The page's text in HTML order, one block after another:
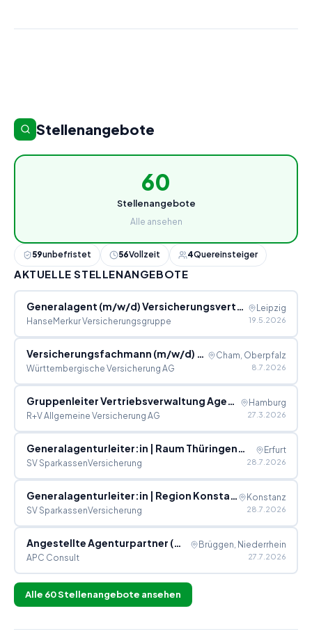
Stellenangebote
60
Stellenangebote
Alle ansehen
59unbefristet 56Vollzeit 4Quereinsteiger
AKTUELLE STELLENANGEBOTE
Generalagent (m/w/d) Versicherungsvertrieb, Leipzig
HanseMerkur Versicherungsgruppe
Leipzig
19.5.2026
Versicherungsfachmann (m/w/d) als Generalagent (m/w/d) in Cham/ Bay. Wald
Württembergische Versicherung AG
Cham, Oberpfalz
8.7.2026
Gruppenleiter Vertriebsverwaltung Agenturbetreuung (m/w/d) – Generalagenten, GenoPartner & Agenturen
R+V Allgemeine Versicherung AG
Hamburg
27.3.2026
Generalagenturleiter:in | Raum Thüringen (m/w/d)
SV SparkassenVersicherung
Erfurt
28.7.2026
Generalagenturleiter:in | Region Konstanz (m/w/d)
SV SparkassenVersicherung
Konstanz
28.7.2026
Angestellte Agenturpartner (m/w/d) in einer Generalagentur
APC Consult
Brüggen, Niederrhein
27.7.2026
Alle 60Stellenangebote ansehen